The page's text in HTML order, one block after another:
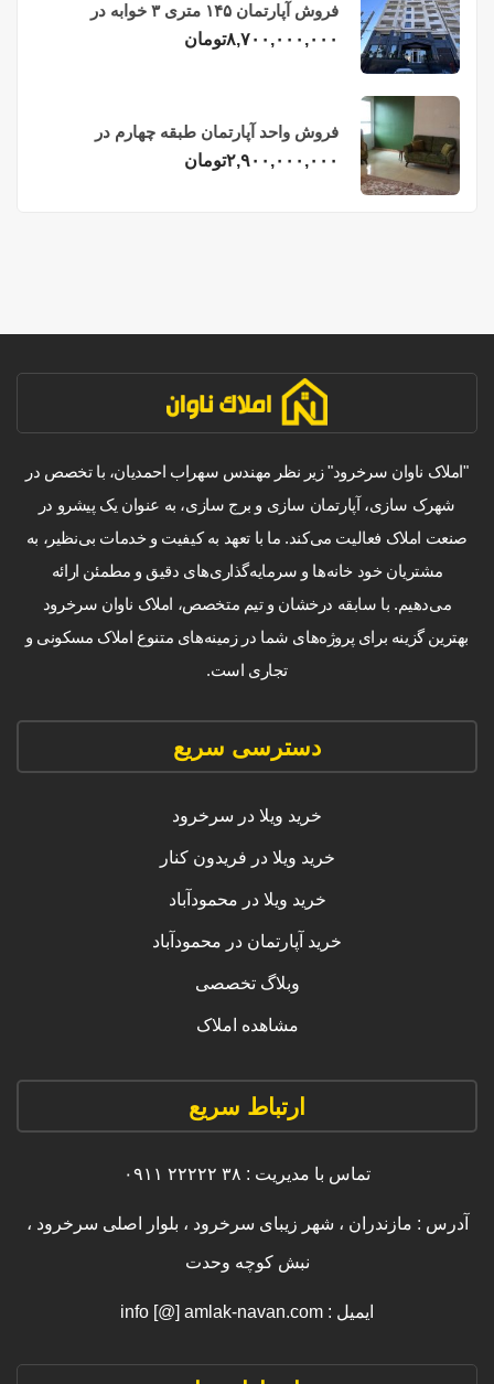
فروش آپارتمان ۱۴۵ متری ۳ خوابه در
فریدونکنار
۸,۷۰۰,۰۰۰,۰۰۰تومان
فروش واحد آپارتمان طبقه چهارم در
فریدونکنار
۲,۹۰۰,۰۰۰,۰۰۰تومان
"املاک ناوان سرخرود" زیر نظر مهندس سهراب احمدیان، با تخصص در
شهرک سازی، آپارتمان سازی و برج سازی، به عنوان یک پیشرو در
صنعت املاک فعالیت می‌کند. ما با تعهد به کیفیت و خدمات بی‌نظیر، به
مشتریان خود خانه‌ها و سرمایه‌گذاری‌های دقیق و مطمئن ارائه
می‌دهیم. با سابقه درخشان و تیم متخصص، املاک ناوان سرخرود
بهترین گزینه برای پروژه‌های شما در زمینه‌های متنوع املاک مسکونی و
تجاری است.
دسترسی سریع
خرید ویلا در سرخرود
خرید ویلا در فریدون کنار
خرید ویلا در محمودآباد
خرید آپارتمان در محمودآباد
وبلاگ تخصصی
مشاهده املاک
ارتباط سریع
تماس با مدیریت : ۳۸ ۲۲۲۲۲ ۰۹۱۱
آدرس : مازندران ، شهر زیبای سرخرود ، بلوار اصلی سرخرود ،
نبش کوچه وحدت
ایمیل : info [@] amlak-navan.com